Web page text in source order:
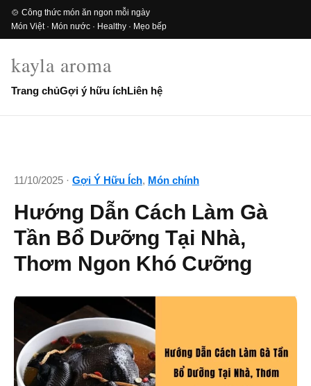
🍲 Công thức món ăn ngon mỗi ngày
Món Việt · Món nước · Healthy · Mẹo bếp
kayla aroma
Trang chủGợi ý hữu íchLiên hệ
11/10/2025 · Gợi Ý Hữu Ích, Món chính
Hướng Dẫn Cách Làm Gà
Tần Bổ Dưỡng Tại Nhà,
Thơm Ngon Khó Cưỡng